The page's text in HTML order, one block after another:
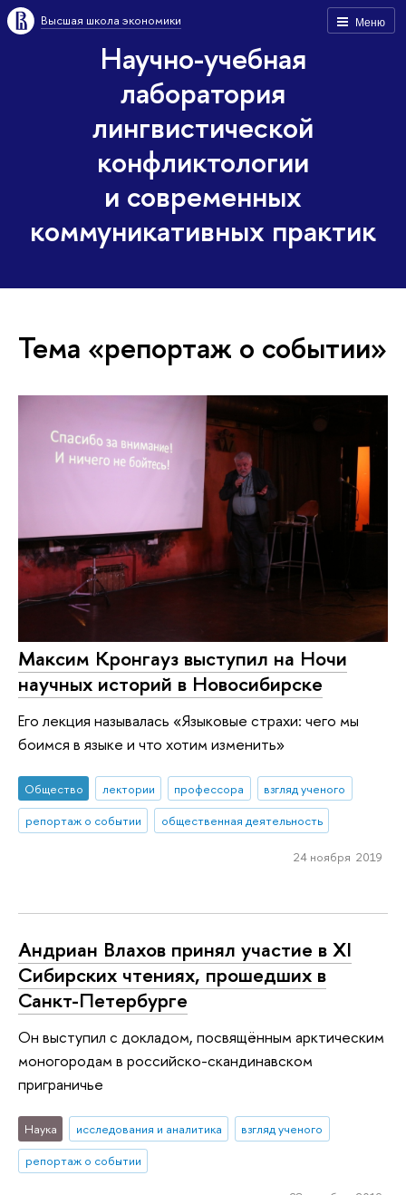
Меню
Высшая школа экономики
Научно-учебная
лаборатория
лингвистической
конфликтологии
и современных
коммуникативных практик
Тема «репортаж о событии»
Максим Кронгауз выступил на Ночи
научных историй в Новосибирске
Его лекция называлась «Языковые страхи: чего мы
боимся в языке и что хотим изменить»
Общество лектории профессора
взгляд ученого
репортаж о событии
общественная деятельность
24 ноября 2019
Андриан Влахов принял участие в XI
Сибирских чтениях, прошедших в
Санкт-Петербурге
Он выступил с докладом, посвящённым арктическим
моногородам в российско-скандинавском
приграничье
Наука исследования и аналитика
взгляд ученого
репортаж о событии